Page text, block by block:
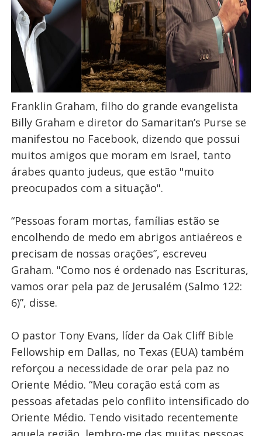
Franklin Graham, filho do grande evangelista
Billy Graham e diretor do Samaritan’s Purse se
manifestou no Facebook, dizendo que possui
muitos amigos que moram em Israel, tanto
árabes quanto judeus, que estão "muito
preocupados com a situação".
“Pessoas foram mortas, famílias estão se
encolhendo de medo em abrigos antiaéreos e
precisam de nossas orações”, escreveu
Graham. "Como nos é ordenado nas Escrituras,
vamos orar pela paz de Jerusalém (Salmo 122:
6)”, disse.
O pastor Tony Evans, líder da Oak Cliff Bible
Fellowship em Dallas, no Texas (EUA) também
reforçou a necessidade de orar pela paz no
Oriente Médio. “Meu coração está com as
pessoas afetadas pelo conflito intensificado do
Oriente Médio. Tendo visitado recentemente